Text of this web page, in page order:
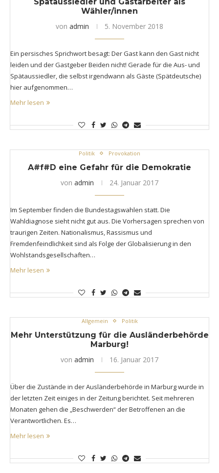
Spätaussiedler und Gastarbeiter als
Wähler/innen
von admin 5. November 2018
Ein persisches Sprichwort besagt: Der Gast kann den Gast nicht
leiden und der Gastgeber Beiden nicht! Gerade für die Aus- und
Spätaussiedler, die selbst irgendwann als Gäste (Spätdeutsche)
hier aufgenommen…
Mehr lesen
Politik Provokation
A#f#D eine Gefahr für die Demokratie
von admin 24. Januar 2017
Im September finden die Bundestagswahlen statt. Die
Wahldiagnose sieht nicht gut aus. Die Vorhersagen sprechen von
traurigen Zeiten. Nationalismus, Rassismus und
Fremdenfeindlichkeit sind als Folge der Globalisierung in den
Wohlstandsgesellschaften…
Mehr lesen
Allgemein Politik
Mehr Unterstützung für die Ausländerbehörde
Marburg!
von admin 16. Januar 2017
Über die Zustände in der Ausländerbehörde in Marburg wurde in
der letzten Zeit einiges in der Zeitung berichtet. Seit mehreren
Monaten gehen die „Beschwerden“ der Betroffenen an die
Verantwortlichen. Es…
Mehr lesen